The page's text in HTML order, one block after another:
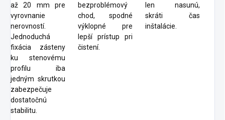
až 20 mm pre
vyrovnanie
nerovností.
Jednoduchá
fixácia zásteny
ku stenovému
profilu iba
jedným skrutkou
zabezpečuje
dostatočnú
stabilitu.
bezproblémový
chod, spodné
výklopné pre
lepší prístup pri
čistení.
len nasunú,
skráti čas
inštalácie.